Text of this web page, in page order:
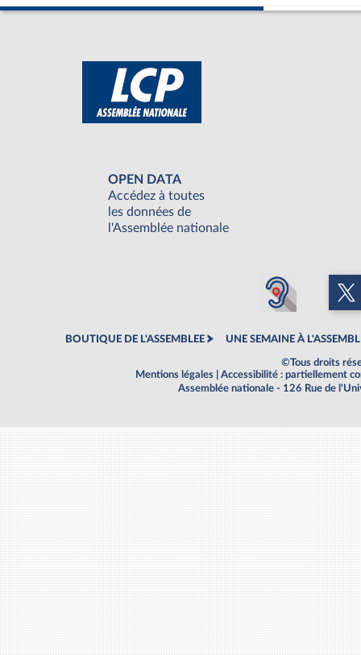
OPEN DATA
Accédez à toutes
les données de
l'Assemblée nationale
BOUTIQUE DE L'ASSEMBLEE UNE SEMAINE À
©Tous droits
Mentions légales
Accessibilité : partiellement
Assemblée nationale - 126 Rue de